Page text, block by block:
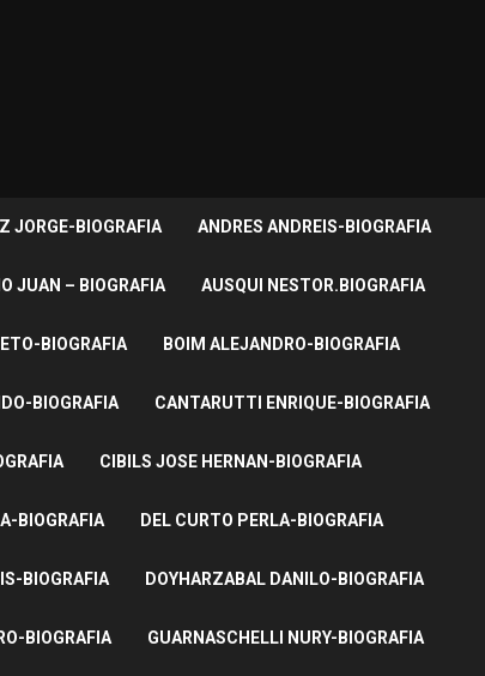
JORGE-BIOGRAFIA ANDRES ANDREIS-BIOGRAFIA
JUAN – BIOGRAFIA AUSQUI NESTOR.BIOGRAFIA
BIOGRAFIA BOIM ALEJANDRO-BIOGRAFIA
BIOGRAFIA CANTARUTTI ENRIQUE-BIOGRAFIA
CIBILS JOSE HERNAN-BIOGRAFIA
BIOGRAFIA DEL CURTO PERLA-BIOGRAFIA
BIOGRAFIA DOYHARZABAL DANILO-BIOGRAFIA
BIOGRAFIA GUARNASCHELLI NURY-BIOGRAFIA